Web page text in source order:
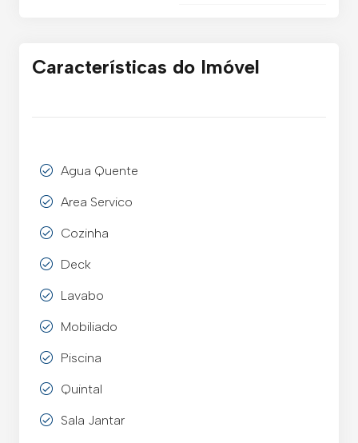
Características do Imóvel
Agua Quente
Area Servico
Cozinha
Deck
Lavabo
Mobiliado
Piscina
Quintal
Sala Jantar